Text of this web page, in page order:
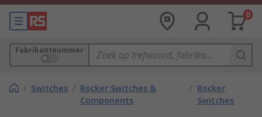
0
Fabrikantnummer
/ Switches / Rocker Switches &
Components
/ Rocker
Switches